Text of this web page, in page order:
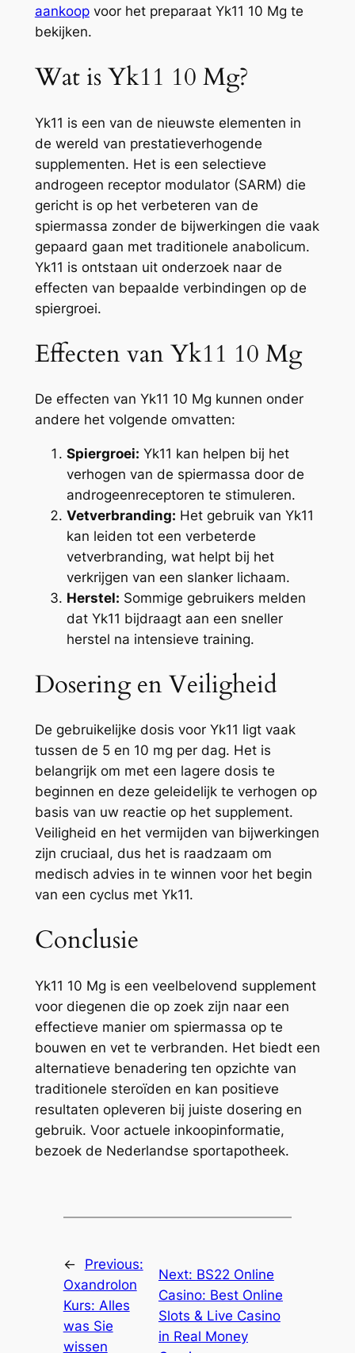
аankoopvoor het preparaat Yk11 10 Mg te
bekijken.
Wat is Yk11 10 Mg?
Yk11 is een van de nieuwste elementen in
de wereld van prestatieverhogende
supplementen. Het is een selectieve
androgeen receptor modulator (SARM) die
gericht is op het verbeteren van de
spiermassa zonder de bijwerkingen die vaak
gepaard gaan met traditionele anabolicum.
Yk11 is ontstaan uit onderzoek naar de
effecten van bepaalde verbindingen op de
spiergroei.
Effecten van Yk11 10 Mg
De effecten van Yk11 10 Mg kunnen onder
andere het volgende omvatten:
Spiergroei: Yk11 kan helpen bij het
verhogen van de spiermassa door de
androgeenreceptoren te stimuleren.
Vetverbranding: Het gebruik van Yk11
kan leiden tot een verbeterde
vetverbranding, wat helpt bij het
verkrijgen van een slanker lichaam.
Herstel: Sommige gebruikers melden
dat Yk11 bijdraagt aan een sneller
herstel na intensieve training.
Dosering en Veiligheid
De gebruikelijke dosis voor Yk11 ligt vaak
tussen de 5 en 10 mg per dag. Het is
belangrijk om met een lagere dosis te
beginnen en deze geleidelijk te verhogen op
basis van uw reactie op het supplement.
Veiligheid en het vermijden van bijwerkingen
zijn cruciaal, dus het is raadzaam om
medisch advies in te winnen voor het begin
van een cyclus met Yk11.
Conclusie
Yk11 10 Mg is een veelbelovend supplement
voor diegenen die op zoek zijn naar een
effectieve manier om spiermassa op te
bouwen en vet te verbranden. Het biedt een
alternatieve benadering ten opzichte van
traditionele steroïden en kan positieve
resultaten opleveren bij juiste dosering en
gebruik. Voor actuele inkoopinformatie,
bezoek de Nederlandse sportapotheek.
←
Previous:
Oxandrolon
Kurs: Alles
was Sie
wissen
Next: BS22 Online
Casino: Best Online
Slots & Live Casino
in Real Money